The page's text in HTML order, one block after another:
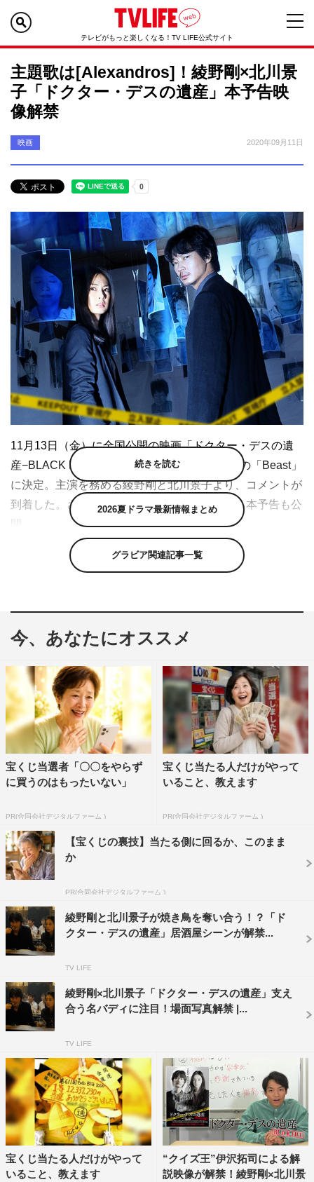
テレビがもっと楽しくなる！TV LIFE公式サイト
主題歌は[Alexandros]！綾野剛×北川景
子「ドクター・デスの遺産」本予告映
像解禁
映画 2020年09月11日
11月13日（金）に全国公開の映画「ドクター・デスの遺
産−BLACK FILE−」の主題歌が、[Alexandros]の「Beast」
に決定。主演を務める綾野剛と北川景子より、コメントが
到着した。さらに、今回が初の映像解禁となる本予告も公
開。
原作は、2010年に「さよならドビュッシー」で「このミ
ステリーがすごい！」大賞を受賞し、作家デビューした中
なかった者たちへ」やドラマ『セイレーンの懺悔』『夜が
どれほど暗くとも』など、映像化が続いている。
そんな数々の傑作を世に送り出す中山のクライム・サスペ
ンス小説・犬養隼人シリーズ「ドクター・デスの遺産」
が、待望の初映画化となった。
主人公で、警視庁捜査一課の検挙率No.1を誇る敏腕刑事・
犬養隼人役には綾野。犬養のバディで捜査一課の頭脳派
No.1、冷静沈着な女性刑事・高千穂明日香役を北川、新米
山美郷、石黒賢ら実力派俳優たちが、犬養＆高千穂と同じ
警視庁敏腕捜査チームとして脇を固めている。
監督は、「神様のカルテ」や『チェイス』など、人間ドラ
マからサスペンスまで幅広い作品で手腕を発揮してきた深
警視庁捜査一課No.1コンビの息もつかせぬ攻防戦をスリリ
ングに描き出した。
初の映像解禁となった本予告で映し出されるのは、犬養と
高千穂が終末期の患者ばかりを襲う連続不審死事件の捜査
に挑んでいく姿。2人は、被害者を苦しませることなく安
らかな死を処方する“安楽死”という手口で殺人を繰り返
っていく。
被害者遺族が口を揃えて「ドクター・デス」をかばう異様
な光景は、あたかも殺人が正当化されているかのような錯
覚を与え、ダークな映像と相まって、恐怖すら感じさせる
仕上がりだ。
続きを読む
2026夏ドラマ最新情報まとめ
グラビア関連記事一覧
今、あなたにオススメ
宝くじ当選者「〇〇をやらず
に買うのはもったいない」
PR(合同会社デジタルファーム )
宝くじ当たる人だけがやって
いること、教えます
PR(合同会社デジタルファーム )
【宝くじの裏技】当たる側に回るか、このまま
か
PR(合同会社デジタルファーム )
綾野剛と北川景子が焼き鳥を奪い合う！？「ド
クター・デスの遺産」居酒屋シーンが解禁...
TV LIFE
綾野剛×北川景子「ドクター・デスの遺産」支え
合う名バディに注目！場面写真解禁 |...
TV LIFE
宝くじ当たる人だけがやって
いること、教えます
“クイズ王”伊沢拓司による解
説映像が解禁！綾野剛×北川景